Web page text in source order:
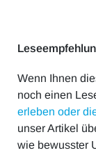
Wenn Ihnen
noch einen
erleben oder
unser Artikel
wie bewusster